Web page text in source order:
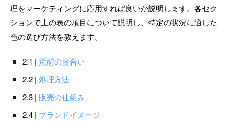
理をマーケティングに応用すれば良いか説明します。各セク
ションで上の表の項目について説明し、特定の状況に適した
色の選び方法を教えます。
2.1 | 覚醒の度合い
2.2 | 処理方法
2.3 | 販売の仕組み
2.4 | ブランドイメージ